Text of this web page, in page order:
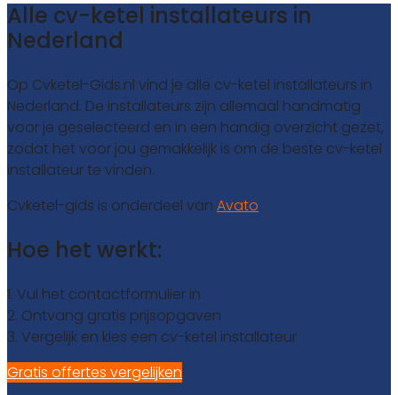
Alle cv-ketel installateurs in
Nederland
Op Cvketel-Gids.nl vind je alle cv-ketel installateurs in
Nederland. De installateurs zijn allemaal handmatig
voor je geselecteerd en in een handig overzicht gezet,
zodat het voor jou gemakkelijk is om de beste cv-ketel
installateur te vinden.
Cvketel-gids is onderdeel van Avato
Hoe het werkt:
1. Vul het contactformulier in
2. Ontvang gratis prijsopgaven
3. Vergelijk en kies een cv-ketel installateur
Gratis offertes vergelijken